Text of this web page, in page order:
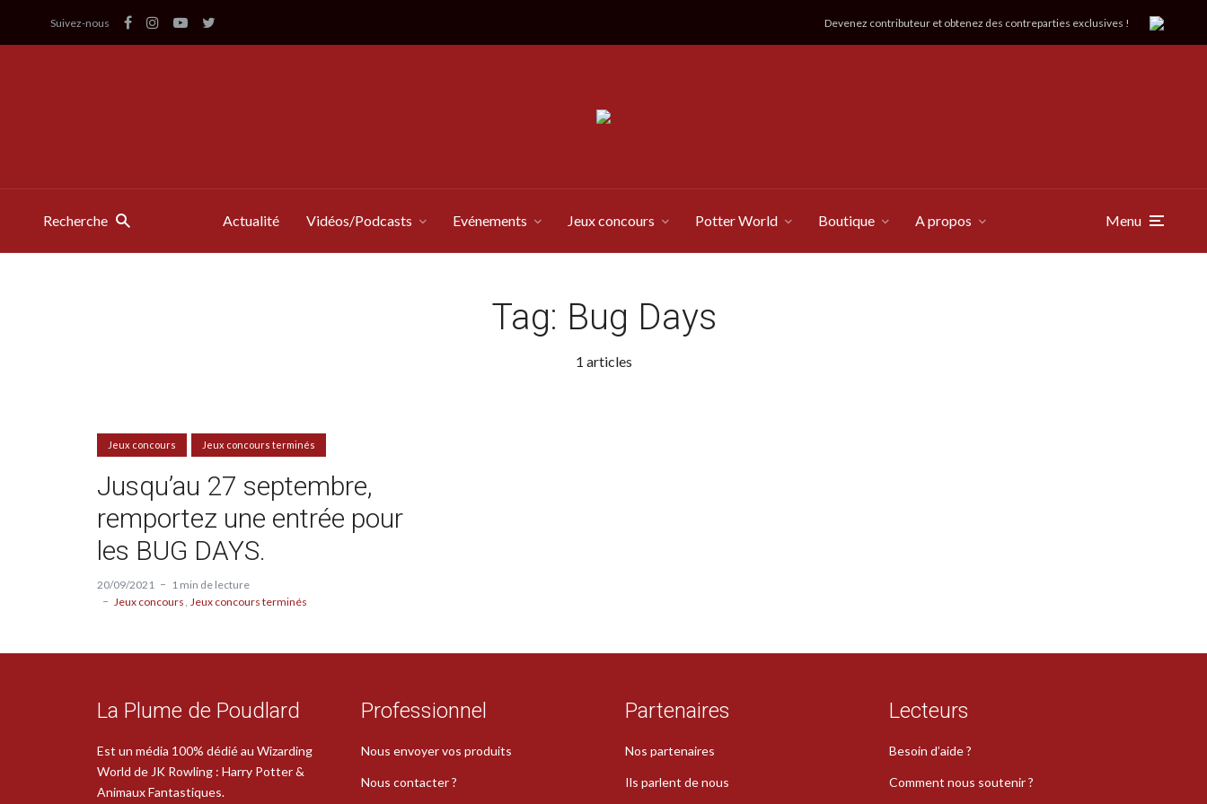
Suivez-nous Devenez contributeur et obtenez des contreparties exclusives !
Recherche Actualité Vidéos/Podcasts Evénements Jeux concours Potter World Boutique A propos Menu
Tag: Bug Days
1 articles
Jeux concours Jeux concours terminés
Jusqu’au 27 septembre,
remportez une entrée pour
les BUG DAYS.
20/09/2021
1 min de lecture
Jeux concours
Jeux concours terminés
La Plume de Poudlard
Est un média 100% dédié au Wizarding
World de JK Rowling : Harry Potter &
Animaux Fantastiques.
Professionnel
Nous envoyer vos produits
Nous contacter ?
Partenaires
Nos partenaires
Ils parlent de nous
Lecteurs
Besoin d’aide ?
Comment nous soutenir ?